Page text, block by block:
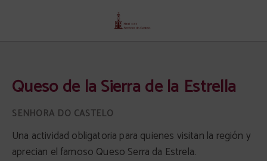
Queso de la Sierra de la Estrella
Una actividad obligatoria para quienes visitan la región y
aprecian el famoso Queso Serra da Estrela.